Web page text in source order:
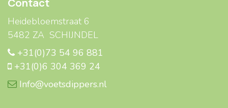
Heidebloemstraat 6
5482 ZA SCHIJNDEL
+31(0)73 54 96 881
+31(0)6 304 369 24
Info@voetsdippers.nl